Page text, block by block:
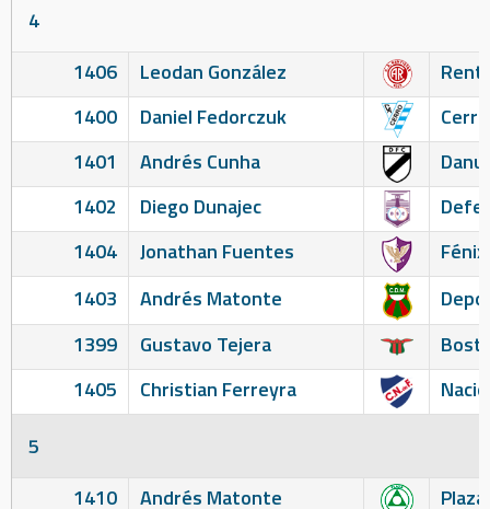
4
1406
Leodan González
1400
Daniel Fedorczuk
Cerro
1401
Andrés Cunha
1402
Diego Dunajec
1404
Jonathan Fuentes
Fénix
1403
Andrés Matonte
1399
Gustavo Tejera
1405
Christian Ferreyra
5
1410
Andrés Matonte